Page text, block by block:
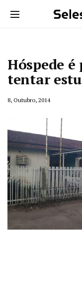
Hóspede é
tentar
8, Outubro, 2014